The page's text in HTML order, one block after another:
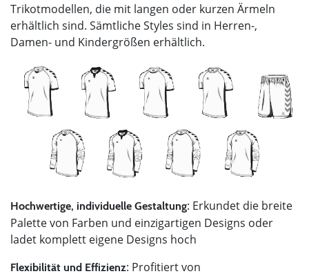
Trikotmodellen, die mit langen oder kurzen Ärmeln
erhältlich sind. Sämtliche Styles sind in Herren-,
Damen- und Kindergrößen erhältlich.
Hochwertige, individuelle Gestaltung: Erkundet die breite
Palette von Farben und einzigartigen Designs oder
ladet komplett eigene Designs hoch
Flexibilität und Effizienz: Profitiert von